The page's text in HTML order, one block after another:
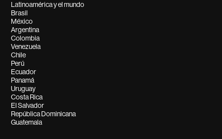
Latinoamérica y el mundo
Brasil
México
Argentina
Colombia
Venezuela
Chile
Perú
Ecuador
Panamá
Uruguay
Costa Rica
El Salvador
República Dominicana
Guatemala